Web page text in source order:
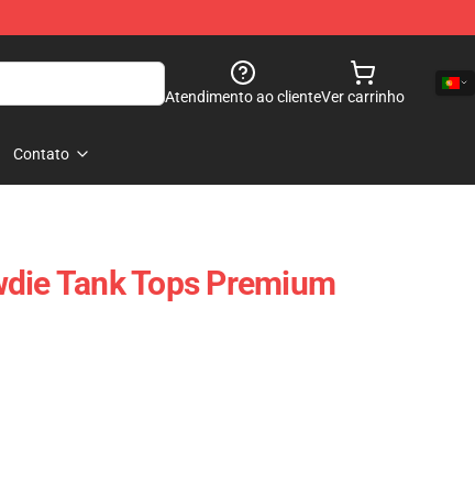
Atendimento ao clienteVer carrinho
Contato
Tank Tops Premium